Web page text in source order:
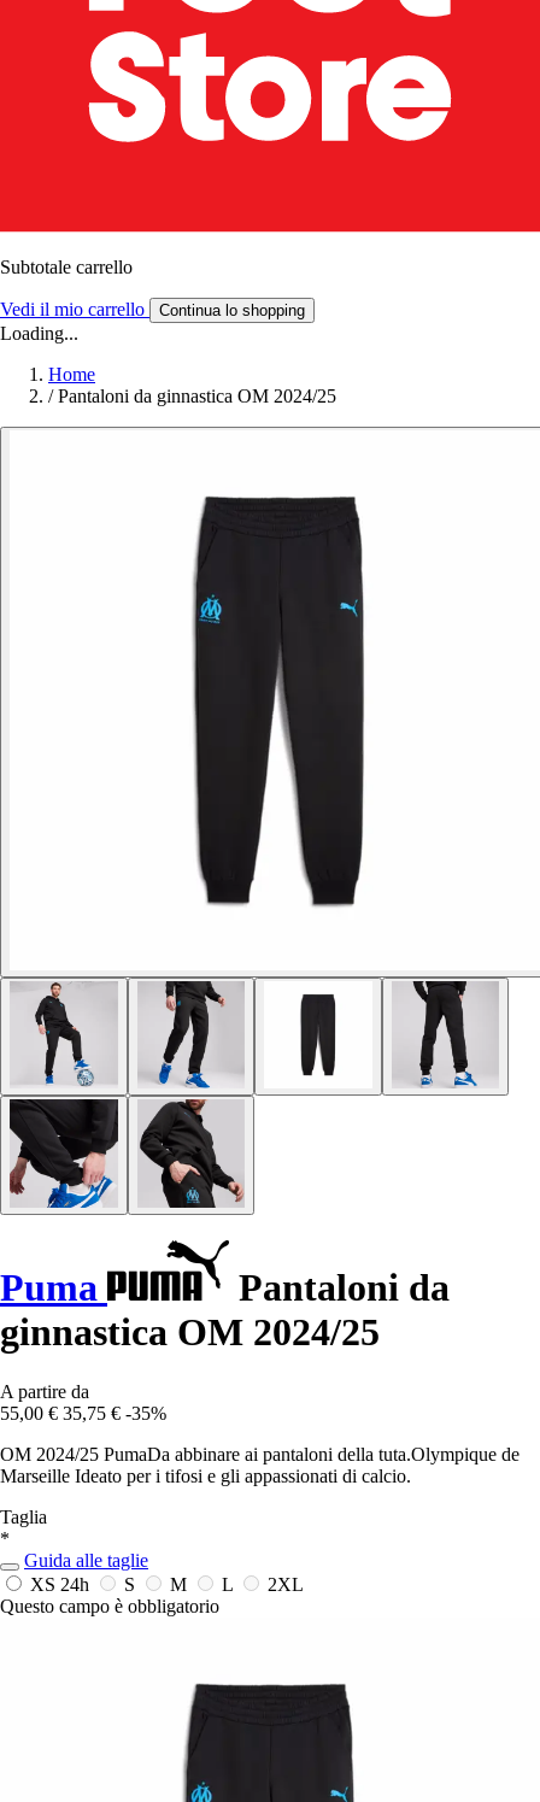
Subtotale carrello
Vedi il mio carrello Continua lo shopping
Loading...
Home
/ Pantaloni da ginnastica OM 2024/25
Puma
Pantaloni da
ginnastica OM 2024/25
A partire da
55,00 € 35,75 € -35%
OM 2024/25 PumaDa abbinare ai pantaloni della tuta.Olympique de
Marseille Ideato per i tifosi e gli appassionati di calcio.
Taglia
*
Guida alle taglie
XS 24h S M L
2XL
Questo campo è obbligatorio